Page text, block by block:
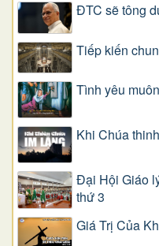
ĐTC sẽ tông
Tiếp kiến
Tình yêu
Khi Chúa
Đại Hội Giáo
thứ 3
Giá Trị Của